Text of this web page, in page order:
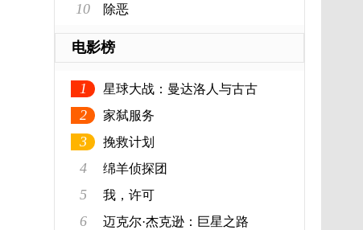
10 除恶
电影榜
1 星球大战：曼达洛人与古古
2 家弑服务
3 挽救计划
4 绵羊侦探团
5 我，许可
6 迈克尔·杰克逊：巨星之路